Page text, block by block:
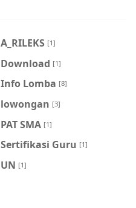
A_RILEKS [1]
Download [1]
Info Lomba [8]
lowongan [3]
PAT SMA [1]
Sertifikasi Guru [1]
UN [1]